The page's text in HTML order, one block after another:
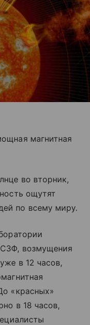
магнитная
во вторник,
ощутят
по всему миру.
возмущения
в 12 часов,
«красных»
в 18 часов,